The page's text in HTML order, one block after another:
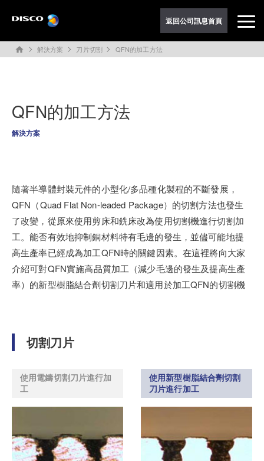
返回公司訊息首頁
home 解決方案 刀片切割 QFN的加工方法
QFN的加工方法
解決方案
隨著半導體封裝元件的小型化/多品種化製程的不斷發展，
QFN（Quad Flat Non-leaded Package）的切割方法也發生
了改變，從原來使用剪床和銑床改為使用切割機進行切割加
工。能否有效地抑制銅材料特有毛邊的發生，並儘可能地提
高生產率已經成為加工QFN時的關鍵因素。在這裡將向大家
介紹可對QFN實施高品質加工（減少毛邊的發生及提高生產
率）的新型樹脂結合劑切割刀片和適用於加工QFN的切割機
切割刀片
使用電鑄切割刀片進行加
工
使用新型樹脂結合劑切割
刀片進行加工